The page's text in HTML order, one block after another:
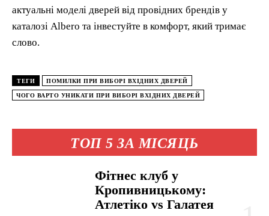
ТОП 5 ЗА МІСЯЦЬ
Фітнес клуб у
Кропивницькому:
Атлетіко vs Галатея
актуальні моделі дверей від провідних брендів у
каталозі Albero та інвестуйте в комфорт, який тримає
слово.
ТЕГИ ПОМИЛКИ ПРИ ВИБОРІ ВХІДНИХ ДВЕРЕЙ
ЧОГО ВАРТО УНИКАТИ ПРИ ВИБОРІ ВХІДНИХ ДВЕРЕЙ